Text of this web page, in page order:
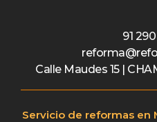
91
Calle Maudes 15 |
Servicio de reformas en